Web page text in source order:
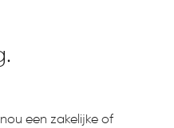
een zakelijke of